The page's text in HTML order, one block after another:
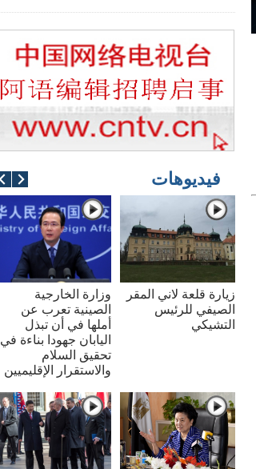
فيديوهات
وزارة الخارجية
الصينية تعرب عن
أملها في أن تبذل
اليابان جهودا بناءة في
تحقيق السلام
والاستقرار الإقليميين
زيارة قلعة لاني المقر
الصيفي للرئيس
التشيكي